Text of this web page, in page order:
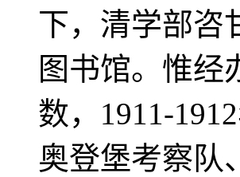
下，清学部咨
图书馆。惟经
数，1911-
奥登堡考察队